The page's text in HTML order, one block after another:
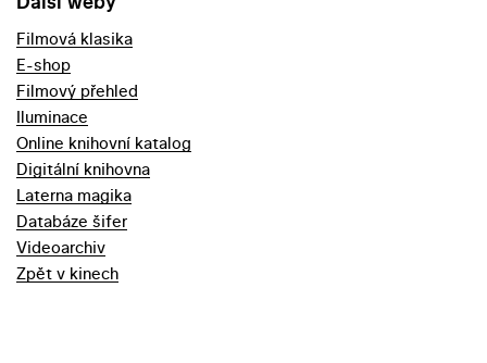
Filmová klasika
E-shop
Filmový přehled
Iluminace
Online knihovní katalog
Digitální knihovna
Laterna magika
Databáze šifer
Videoarchiv
Zpět v kinech